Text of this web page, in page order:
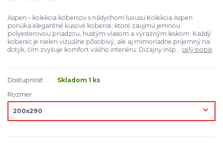
Aspen – kolekcia kobercov s nádychom luxusu Kolekcia Aspen
ponúka elegantné kusové koberce, ktoré zaujmú jemnou
polyesterovou priadzou, hustým vlasom a výrazným leskom. Každý
koberec je nielen vizuálne pôsobivý, ale aj mimoriadne príjemný na
dotyk, čím zvyšuje komfort vášho interiéru. Dizajny inšp... celý popis
Dostupnosť
Skladom 1 ks
Rozmer